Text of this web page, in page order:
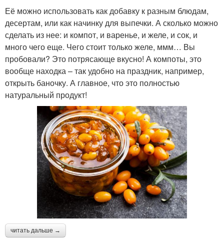
Её можно использовать как добавку к разным блюдам,
десертам, или как начинку для выпечки. А сколько можно
сделать из нее: и компот, и варенье, и желе, и сок, и
много чего еще. Чего стоит только желе, ммм… Вы
пробовали? Это потрясающе вкусно! А компоты, это
вообще находка – так удобно на праздник, например,
открыть баночку. А главное, что это полностью
натуральный продукт!
читать дальше →